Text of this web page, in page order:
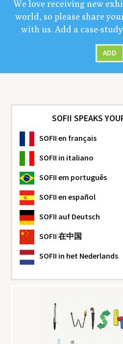
We love receiv­ing new
world, so please share
with us. Add a case-
ADD
SOFII SPEAKS
SOFII en français
SOFII in italiano
SOFII em português
SOFII en español
SOFII auf Deutsch
SOFII 在中国
SOFII in het Nederlands